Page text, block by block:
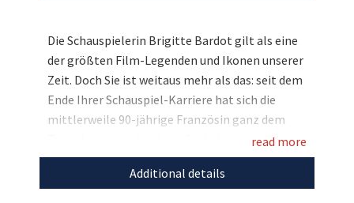
Die Schauspielerin Brigitte Bardot gilt als eine
der größten Film-Legenden und Ikonen unserer
Zeit. Doch Sie ist weitaus mehr als das: seit dem
Ende Ihrer Schauspiel-Karriere hat sich die
mittlerweile 90-jährige Französin ganz dem
Tierschutz verschrieben. Sie haben nun die
Möglichkeit, eine von der Künstlerin Ariane
Rykov angefertigte Original-Zeichnung zu
read more
Additional details